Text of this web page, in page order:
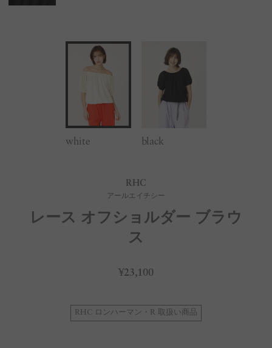
white black
RHC
アールエイチシー
レース オフショルダー ブラウ
ス
¥23,100
RHC ロンハーマン・R 取扱い商品